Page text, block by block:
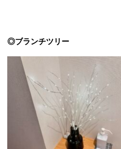
◎ブランチツリー